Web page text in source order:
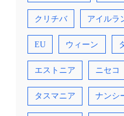
クリチバ アイルラ
EU ウィーン
エストニア ニセコ
タスマニア ナンシ